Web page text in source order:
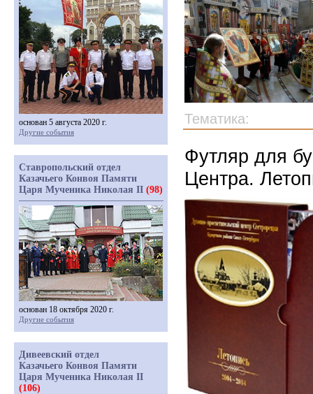
Тематика:
Футляр для
Центра.
основан 5 августа 2020 г.
Другие события
Ставропольский отдел
Казачьего Конвоя Памяти
Царя Мученика Николая II (98)
основан 18 октября 2020 г.
Другие события
Дивеевский отдел
Казачьего Конвоя Памяти
Царя Мученика Николая II
(106)